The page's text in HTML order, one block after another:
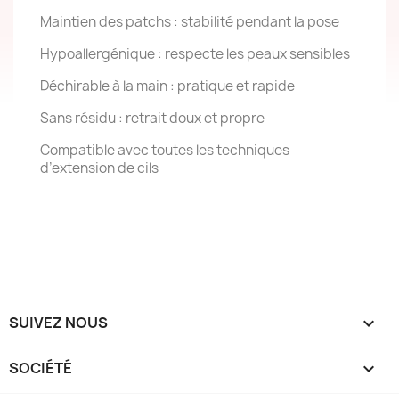
Maintien des patchs : stabilité pendant la pose
Hypoallergénique : respecte les peaux sensibles
Déchirable à la main : pratique et rapide
Sans résidu : retrait doux et propre
Compatible avec toutes les techniques
d’extension de cils
SUIVEZ NOUS 
SOCIÉTÉ 